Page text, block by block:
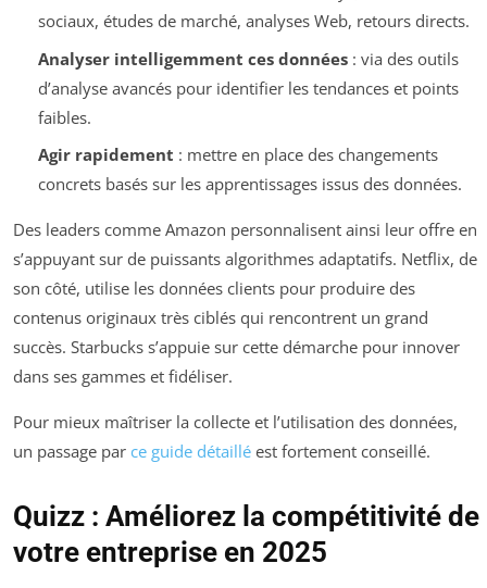
sociaux, études de marché, analyses Web, retours directs.
Analyser intelligemment ces données: via des outils
d’analyse avancés pour identifier les tendances et points
faibles.
Agir rapidement : mettre en place des changements
concrets basés sur les apprentissages issus des données.
Des leaders comme Amazon personnalisent ainsi leur offre en
s’appuyant sur de puissants algorithmes adaptatifs. Netflix, de
son côté, utilise les données clients pour produire des
contenus originaux très ciblés qui rencontrent un grand
succès. Starbucks s’appuie sur cette démarche pour innover
dans ses gammes et fidéliser.
Pour mieux maîtriser la collecte et l’utilisation des données,
un passage par ce guide détaillé est fortement conseillé.
Quizz : Améliorez la compétitivité de
votre entreprise en 2025